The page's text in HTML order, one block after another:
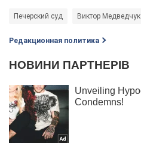
Печерский суд Виктор Медведчук
Редакционная политика